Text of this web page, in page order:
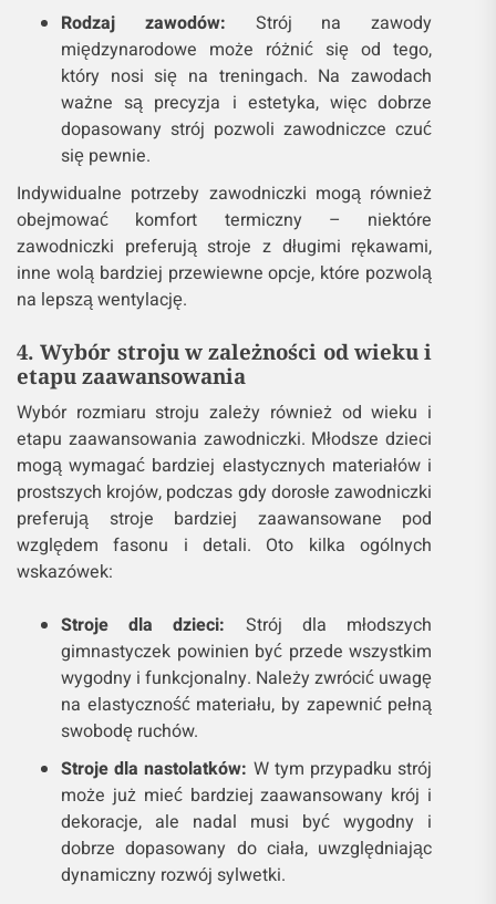
Rodzaj zawodów: Strój na zawody
międzynarodowe może różnić się od tego,
który nosi się na treningach. Na zawodach
ważne są precyzja i estetyka, więc dobrze
dopasowany strój pozwoli zawodniczce czuć
się pewnie.
Indywidualne potrzeby zawodniczki mogą również
obejmować komfort termiczny – niektóre
zawodniczki preferują stroje z długimi rękawami,
inne wolą bardziej przewiewne opcje, które pozwolą
na lepszą wentylację.
4. Wybór stroju w zależności od wieku i
etapu zaawansowania
Wybór rozmiaru stroju zależy również od wieku i
etapu zaawansowania zawodniczki. Młodsze dzieci
mogą wymagać bardziej elastycznych materiałów i
prostszych krojów, podczas gdy dorosłe zawodniczki
preferują stroje bardziej zaawansowane pod
względem fasonu i detali. Oto kilka ogólnych
wskazówek:
Stroje dla dzieci: Strój dla młodszych
gimnastyczek powinien być przede wszystkim
wygodny i funkcjonalny. Należy zwrócić uwagę
na elastyczność materiału, by zapewnić pełną
swobodę ruchów.
Stroje dla nastolatków: W tym przypadku strój
może już mieć bardziej zaawansowany krój i
dekoracje, ale nadal musi być wygodny i
dobrze dopasowany do ciała, uwzględniając
dynamiczny rozwój sylwetki.